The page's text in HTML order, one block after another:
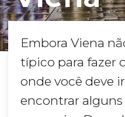
Embora Viena
típico para fazer
onde você deve
encontrar